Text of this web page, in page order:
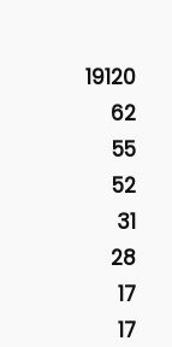
19120
62
55
52
31
28
17
17